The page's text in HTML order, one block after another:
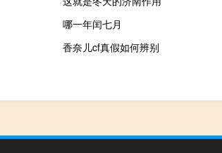
哪一年闰七月
香奈儿cf真假如何辨别